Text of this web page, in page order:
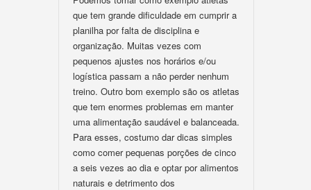
que tem grande dificuldade em cumprir a
planilha por falta de disciplina e
organização. Muitas vezes com
pequenos ajustes nos horários e/ou
logística passam a não perder nenhum
treino. Outro bom exemplo são os atletas
que tem enormes problemas em manter
uma alimentação saudável e balanceada.
Para esses, costumo dar dicas simples
como comer pequenas porções de cinco
a seis vezes ao dia e optar por alimentos
naturais e detrimento dos